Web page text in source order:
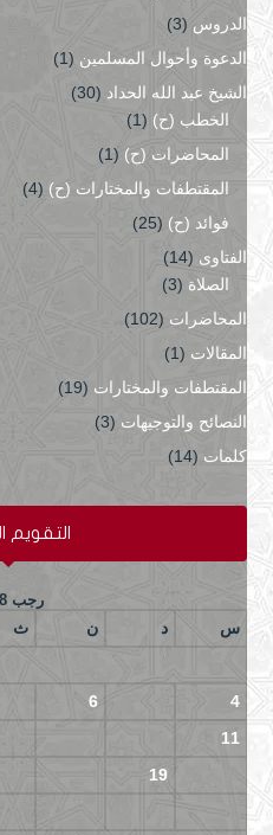
الدروس (3)
الدعوة وأحوال المسلمين (1)
الشيخ عبد الله الحداد (30)
الخطب (ح) (1)
المحاضرات (ح) (1)
المقتطفات والمختارات (ح) (4)
فوائد (ح) (25)
الفتاوى (14)
الصلاة (3)
المحاضرات (102)
المقالات (1)
المقتطفات والمختارات (19)
النصائح والتوجيهات (3)
كلمات (14)
التقويم
رجب 1438
س د ن ث
4
6
11
19